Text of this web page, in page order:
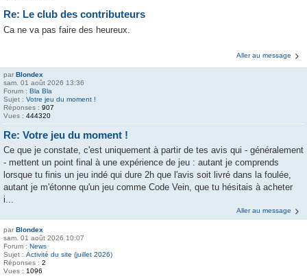
Re: Le club des contributeurs
Ca ne va pas faire des heureux.
Aller au message
par Blondex
sam. 01 août 2026 13:36
Forum : Bla Bla
Sujet : Votre jeu du moment !
Réponses : 907
Vues : 444320
Re: Votre jeu du moment !
Ce que je constate, c'est uniquement à partir de tes avis qui - généralement
- mettent un point final à une expérience de jeu : autant je comprends
lorsque tu finis un jeu indé qui dure 2h que l'avis soit livré dans la foulée,
autant je m'étonne qu'un jeu comme Code Vein, que tu hésitais à acheter
i...
Aller au message
par Blondex
sam. 01 août 2026 10:07
Forum : News
Sujet : Activité du site (juillet 2026)
Réponses : 2
Vues : 1096